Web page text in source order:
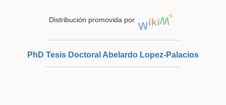
Distribución promovida por
PhD Tesis Doctoral Abelardo Lopez-Palacios